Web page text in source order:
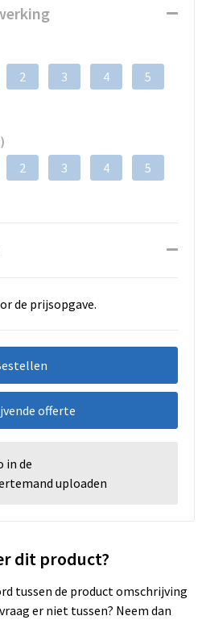
2 3 4
5
2 3 4
5
de prijsopgave.
offerte
in de
uploaden
dit product?
tussen de product omschrijving
er niet tussen? Neem dan